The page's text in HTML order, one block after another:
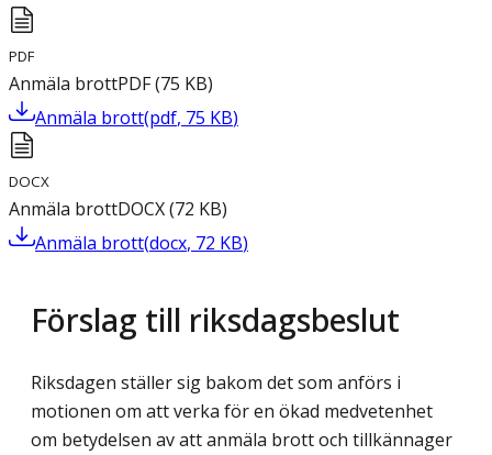
PDF
Anmäla brottPDF(75 KB)
Anmäla brott(pdf, 75 KB)
DOCX
Anmäla brottDOCX(72 KB)
Anmäla brott(docx, 72 KB)
Förslag till riksdagsbeslut
Riksdagen ställer sig bakom det som anförs i
motionen om att verka för en ökad medvetenhet
om betydelsen av att anmäla brott och tillkännager